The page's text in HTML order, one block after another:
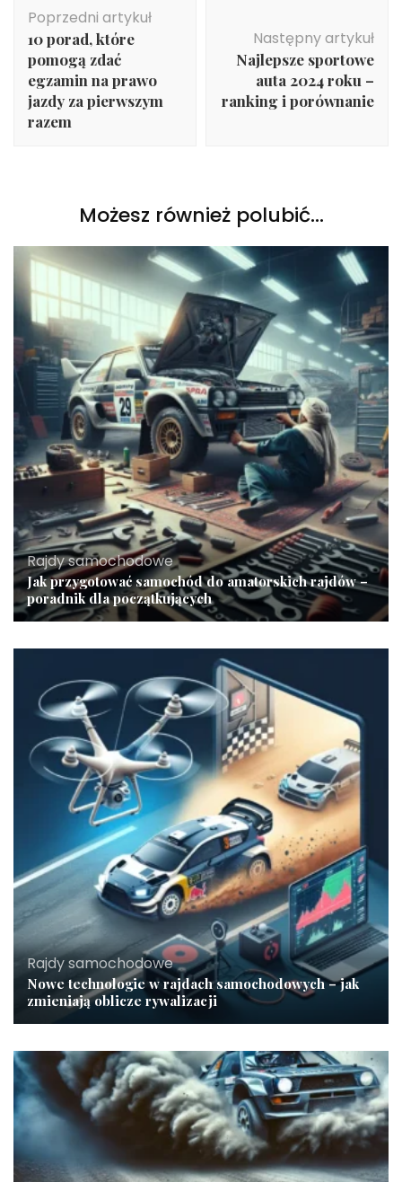
wpisu
Poprzedni artykuł
10 porad, które
pomogą zdać
egzamin na prawo
jazdy za pierwszym
razem
Następny artykuł
Najlepsze sportowe
auta 2024 roku –
ranking i porównanie
Możesz również polubić…
Rajdy samochodowe
Jak przygotować samochód do amatorskich rajdów –
poradnik dla początkujących
Rajdy samochodowe
Nowe technologie w rajdach samochodowych – jak
zmieniają oblicze rywalizacji